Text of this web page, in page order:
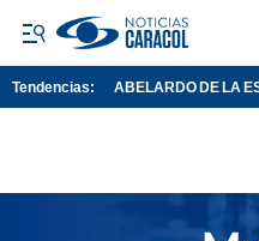
Tendencias: ABELARDO DE LA